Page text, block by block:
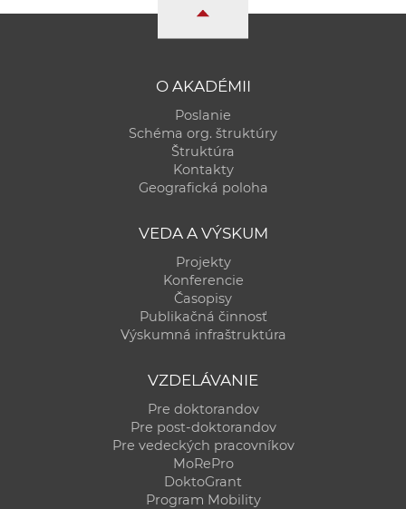
O AKADÉMII
Poslanie
Schéma org. štruktúry
Štruktúra
Kontakty
Geografická poloha
VEDA A VÝSKUM
Projekty
Konferencie
Časopisy
Publikačná činnosť
Výskumná infraštruktúra
VZDELÁVANIE
Pre doktorandov
Pre post-doktorandov
Pre vedeckých pracovníkov
MoRePro
DoktoGrant
Program Mobility